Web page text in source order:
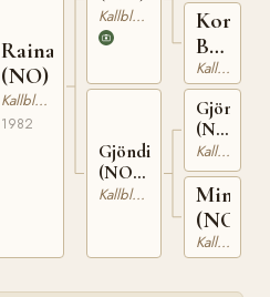
Raina
(NO)
Kallblodig Travare
1982
Kallblodig Travare
Gjöndina
(NO)
T-
Kallblodig Travare
Kora
Bausson
(NO)
Kallblodig Travare
(NO)
T-
262
Kallblodig Travare
(NO)
Kallblodig Travare